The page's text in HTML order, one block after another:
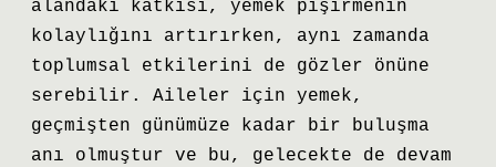
alandaki katkısı, yemek pişirmenin
kolaylığını artırırken, aynı zamanda
toplumsal etkilerini de gözler önüne
serebilir. Aileler için yemek,
geçmişten günümüze kadar bir buluşma
anı olmuştur ve bu, gelecekte de devam